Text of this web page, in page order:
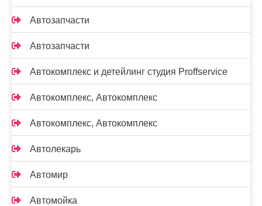
Автозапчасти
Автозапчасти
Автокомплекс и детейлинг студия Proffservice
Автокомплекс, Автокомплекс
Автокомплекс, Автокомплекс
Автолекарь
Автомир
Автомойка